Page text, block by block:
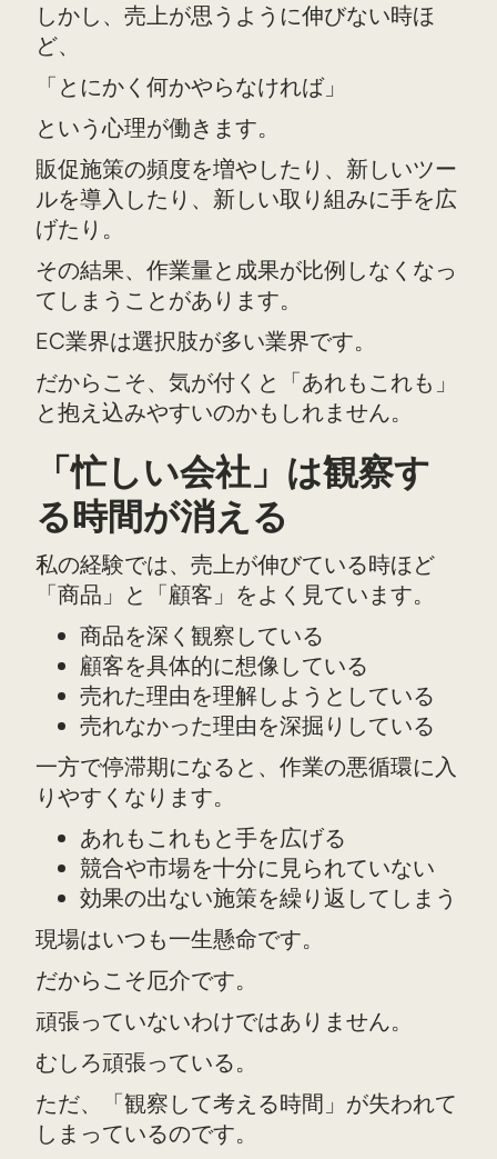
しかし、売上が思うように伸びない時ほ
ど、
「とにかく何かやらなければ」
という心理が働きます。
販促施策の頻度を増やしたり、新しいツー
ルを導入したり、新しい取り組みに手を広
げたり。
その結果、作業量と成果が比例しなくなっ
てしまうことがあります。
EC業界は選択肢が多い業界です。
だからこそ、気が付くと「あれもこれも」
と抱え込みやすいのかもしれません。
「忙しい会社」は観察す
る時間が消える
私の経験では、売上が伸びている時ほど
「商品」と「顧客」をよく見ています。
商品を深く観察している
顧客を具体的に想像している
売れた理由を理解しようとしている
売れなかった理由を深掘りしている
一方で停滞期になると、作業の悪循環に入
りやすくなります。
あれもこれもと手を広げる
競合や市場を十分に見られていない
効果の出ない施策を繰り返してしまう
現場はいつも一生懸命です。
だからこそ厄介です。
頑張っていないわけではありません。
むしろ頑張っている。
ただ、「観察して考える時間」が失われて
しまっているのです。